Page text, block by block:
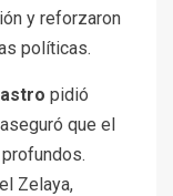
y reforzaron
políticas.
pidió
que el
Zelaya,